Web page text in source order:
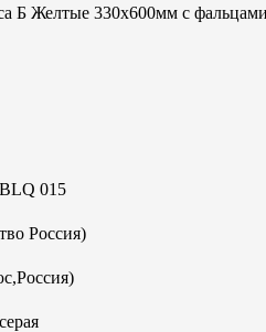
Б Желтые 330х600мм с
015
Россия)